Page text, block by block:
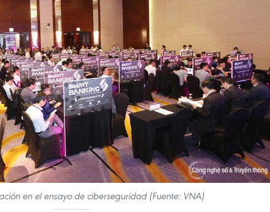
en el ensayo de ciberseguridad (Fuente: VNA)